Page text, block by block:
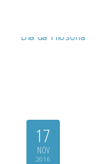
17
NOV
2016